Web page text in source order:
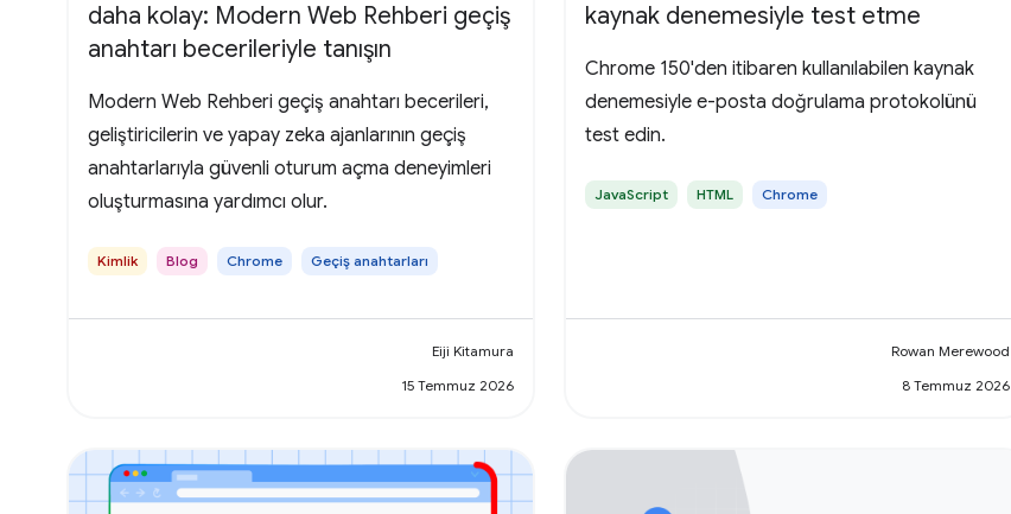
daha kolay: Modern Web Rehberi geçiş
anahtarı becerileriyle tanışın
Modern Web Rehberi geçiş anahtarı becerileri,
geliştiricilerin ve yapay zeka ajanlarının geçiş
anahtarlarıyla güvenli oturum açma deneyimleri
oluşturmasına yardımcı olur.
Kimlik Blog Chrome Geçiş anahtarları
Eiji Kitamura
15 Temmuz 2026
kaynak denemesiyle test etme
Chrome 150'den itibaren kullanılabilen kaynak
denemesiyle e-posta doğrulama protokolünü
test edin.
JavaScript HTML Chrome
Rowan Merewood
8 Temmuz 2026